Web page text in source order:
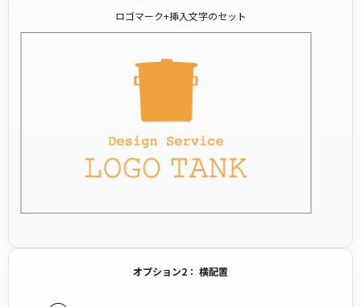
ロゴマーク+挿入文字のセット
オプション2： 横配置